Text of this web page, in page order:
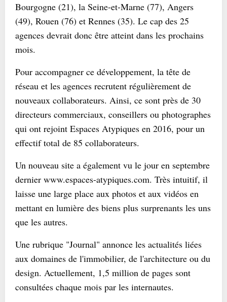
Bourgogne (21), la Seine-et-Marne (77), Angers
(49), Rouen (76) et Rennes (35). Le cap des 25
agences devrait donc être atteint dans les prochains
mois.
Pour accompagner ce développement, la tête de
réseau et les agences recrutent régulièrement de
nouveaux collaborateurs. Ainsi, ce sont près de 30
directeurs commerciaux, conseillers ou photographes
qui ont rejoint Espaces Atypiques en 2016, pour un
effectif total de 85 collaborateurs.
Un nouveau site a également vu le jour en septembre
dernier www.espaces-atypiques.com. Très intuitif, il
laisse une large place aux photos et aux vidéos en
mettant en lumière des biens plus surprenants les uns
que les autres.
Une rubrique "Journal" annonce les actualités liées
aux domaines de l'immobilier, de l'architecture ou du
design. Actuellement, 1,5 million de pages sont
consultées chaque mois par les internautes.